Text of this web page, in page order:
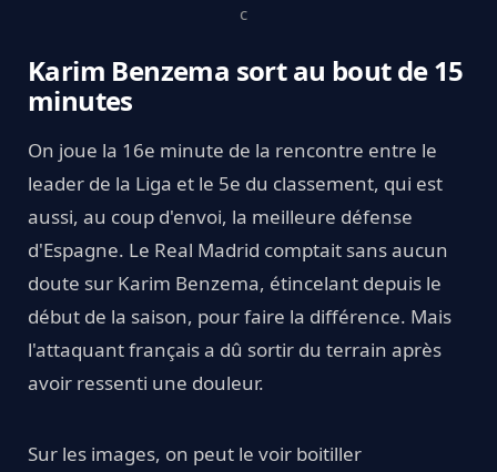
c
Karim Benzema sort au bout de 15
minutes
On joue la 16e minute de la rencontre entre le
leader de la Liga et le 5e du classement, qui est
aussi, au coup d'envoi, la meilleure défense
d'Espagne. Le Real Madrid comptait sans aucun
doute sur Karim Benzema, étincelant depuis le
début de la saison, pour faire la différence. Mais
l'attaquant français a dû sortir du terrain après
avoir ressenti une douleur.
Sur les images, on peut le voir boitiller